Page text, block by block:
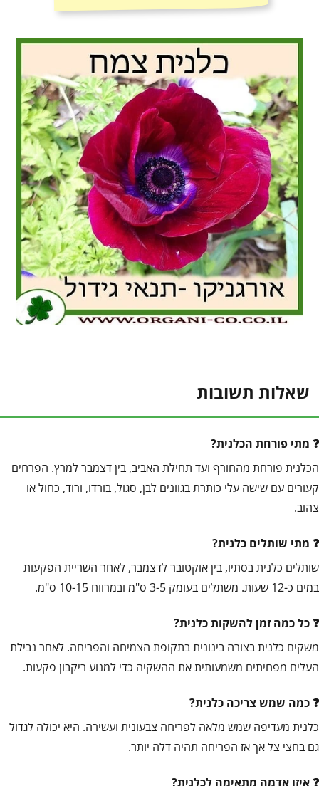
שאלות תשובות
מתי פורחת הכלנית?
הכלנית פורחת מהחורף ועד תחילת האביב, בין דצמבר למרץ. הפרחים
קעורים עם שישה עלי כותרת בגוונים לבן, סגול, בורדו, ורוד, כחול או
צהוב.
מתי שותלים כלנית?
שותלים כלנית בסתיו, בין אוקטובר לדצמבר, לאחר השריית הפקעות
במים כ-12 שעות. משתלים בעומק 3-5 ס"מ ובמרווח 10-15 ס"מ.
כל כמה זמן להשקות כלנית?
משקים כלנית בצורה בינונית בתקופת הצמיחה והפריחה. לאחר נבילת
העלים מפחיתים משמעותית את ההשקיה כדי למנוע ריקבון פקעות.
כמה שמש צריכה כלנית?
כלנית מעדיפה שמש מלאה לפריחה צבעונית ועשירה. היא יכולה לגדול
גם בחצי צל אך אז הפריחה תהיה דלה יותר.
איזו אדמה מתאימה לכלנית?